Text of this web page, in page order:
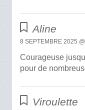
Aline
8 SEPTEMBRE 2025
Courageuse
pour de
Viroulette